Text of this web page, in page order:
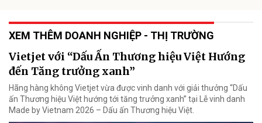
XEM THÊM DOANH NGHIỆP - THỊ TRƯỜNG
Vietjet với “Dấu Ấn Thương hiệu Việt Hướng
đến Tăng trưởng xanh”
Hãng hàng không Vietjet vừa được vinh danh với giải thưởng “Dấu
ấn Thương hiệu Việt hướng tới tăng trưởng xanh” tại Lễ vinh danh
Made by Vietnam 2026 – Dấu ấn Thương hiệu Việt.